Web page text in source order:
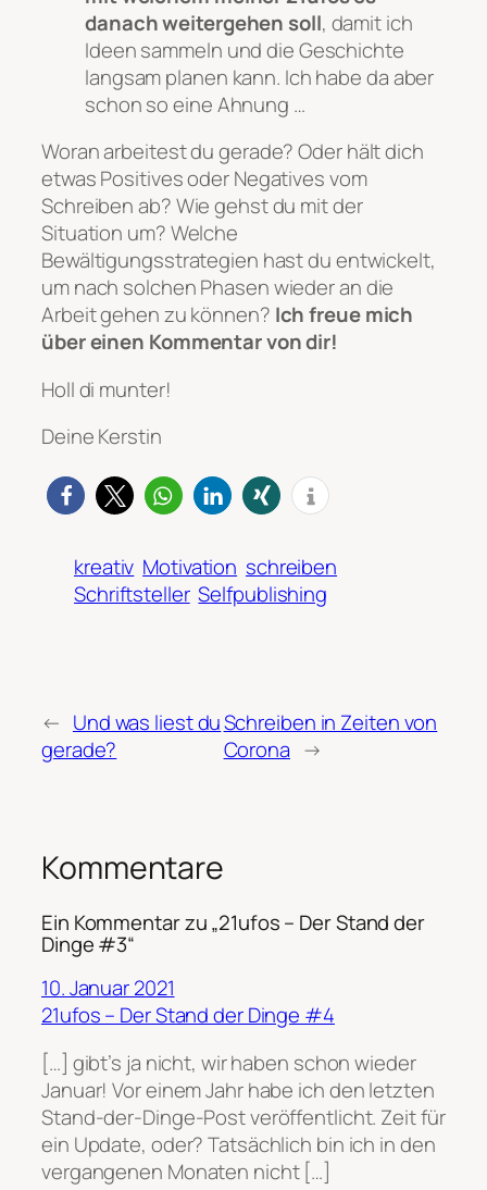
danach weitergehen soll, damit ich
Ideen sammeln und die Geschichte
langsam planen kann. Ich habe da aber
schon so eine Ahnung …
Woran arbeitest du gerade? Oder hält dich
etwas Positives oder Negatives vom
Schreiben ab? Wie gehst du mit der
Situation um? Welche
Bewältigungsstrategien hast du entwickelt,
um nach solchen Phasen wieder an die
Arbeit gehen zu können? Ich freue mich
über einen Kommentar von dir!
Holl di munter!
Deine Kerstin
kreativ Motivation schreiben
Schriftsteller Selfpublishing
← Und was liest du
gerade?
Schreiben in Zeiten von
Corona →
Kommentare
Ein Kommentar zu „21ufos – Der Stand der
Dinge #3“
10. Januar 2021
21ufos – Der Stand der Dinge #4
[…] gibt’s ja nicht, wir haben schon wieder
Januar! Vor einem Jahr habe ich den letzten
Stand-der-Dinge-Post veröffentlicht. Zeit für
ein Update, oder? Tatsächlich bin ich in den
vergangenen Monaten nicht […]